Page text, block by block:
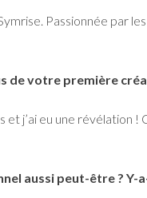
Passionnée par
de votre première
et j’ai eu une
aussi peut-être ? Y-